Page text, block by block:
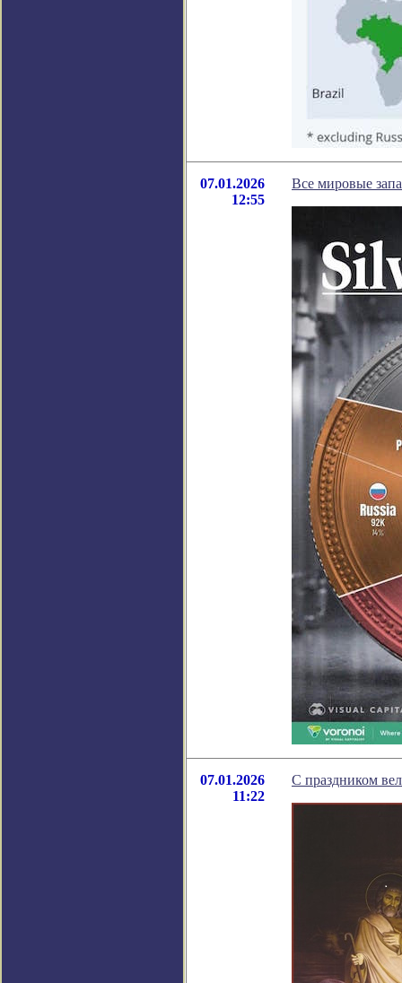
07.01.2026
12:55
Все мировые
07.01.2026
11:22
С праздником